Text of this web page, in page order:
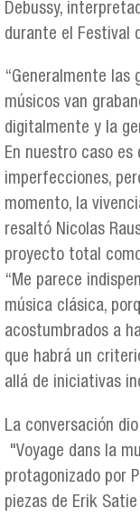
Debussy,
durante el Festival
“Generalmente las
músicos van
digitalmente y la
En nuestro caso
imperfecciones,
momento, la
resaltó Nicolas
proyecto total
“Me parece
música clásica,
acostumbrados a
que habrá un
allá de iniciativas
La conversación
"Voyage dans la
protagonizado por
piezas de Erik